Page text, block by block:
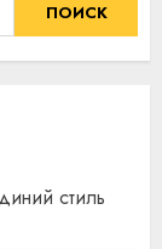
ПОИСК
стиль